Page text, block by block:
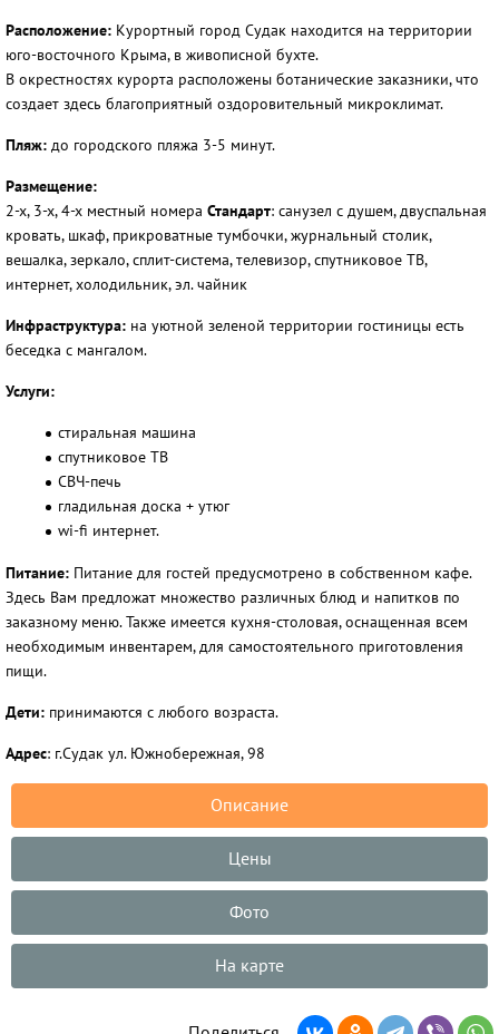
Расположение: Курортный город Судак находится на территории
юго-восточного Крыма, в живописной бухте.
В окрестностях курорта расположены ботанические заказники, что
создает здесь благоприятный оздоровительный микроклимат.
Пляж: до городского пляжа 3-5 минут.
Размещение:
2-х, 3-х, 4-х местный номера Стандарт: санузел с душем, двуспальная
кровать, шкаф, прикроватные тумбочки, журнальный столик,
вешалка, зеркало, сплит-система, телевизор, спутниковое ТВ,
интернет, холодильник, эл. чайник
Инфраструктура: на уютной зеленой территории гостиницы есть
беседка с мангалом.
Услуги:
стиральная машина
спутниковое ТВ
СВЧ-печь
гладильная доска + утюг
wi-fi интернет.
Питание: Питание для гостей предусмотрено в собственном кафе.
Здесь Вам предложат множество различных блюд и напитков по
заказному меню. Также имеется кухня-столовая, оснащенная всем
необходимым инвентарем, для самостоятельного приготовления
пищи.
Дети: принимаются с любого возраста.
Адрес: г.Судак ул. Южнобережная, 98
Описание
Цены
Фото
На карте